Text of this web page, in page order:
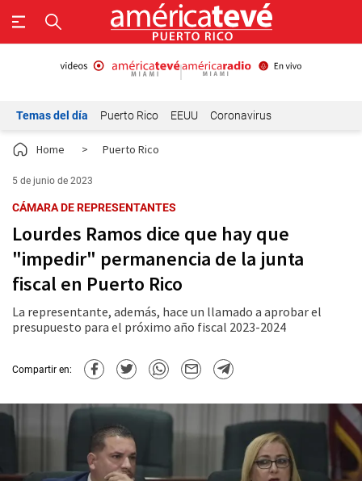
Temas del día Puerto Rico EEUU Coronavirus
Home > Puerto Rico
5 de junio de 2023
CÁMARA DE REPRESENTANTES
Lourdes Ramos dice que hay que
"impedir" permanencia de la junta
fiscal en Puerto Rico
La representante, además, hace un llamado a aprobar el
presupuesto para el próximo año fiscal 2023-2024
Compartir en: